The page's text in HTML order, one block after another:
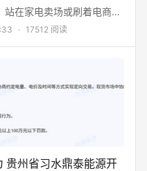
先看重送风舒适、空气洁
1.
站在家电卖场或刷着电商页
能效”“变频”“自清洁”……
调选购的门道讲透讲明
· 17512 阅读
贵州省习水鼎泰能源开